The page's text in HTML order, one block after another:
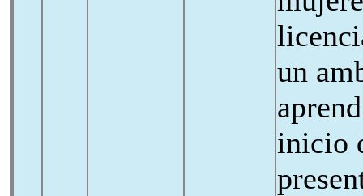
un
inicio